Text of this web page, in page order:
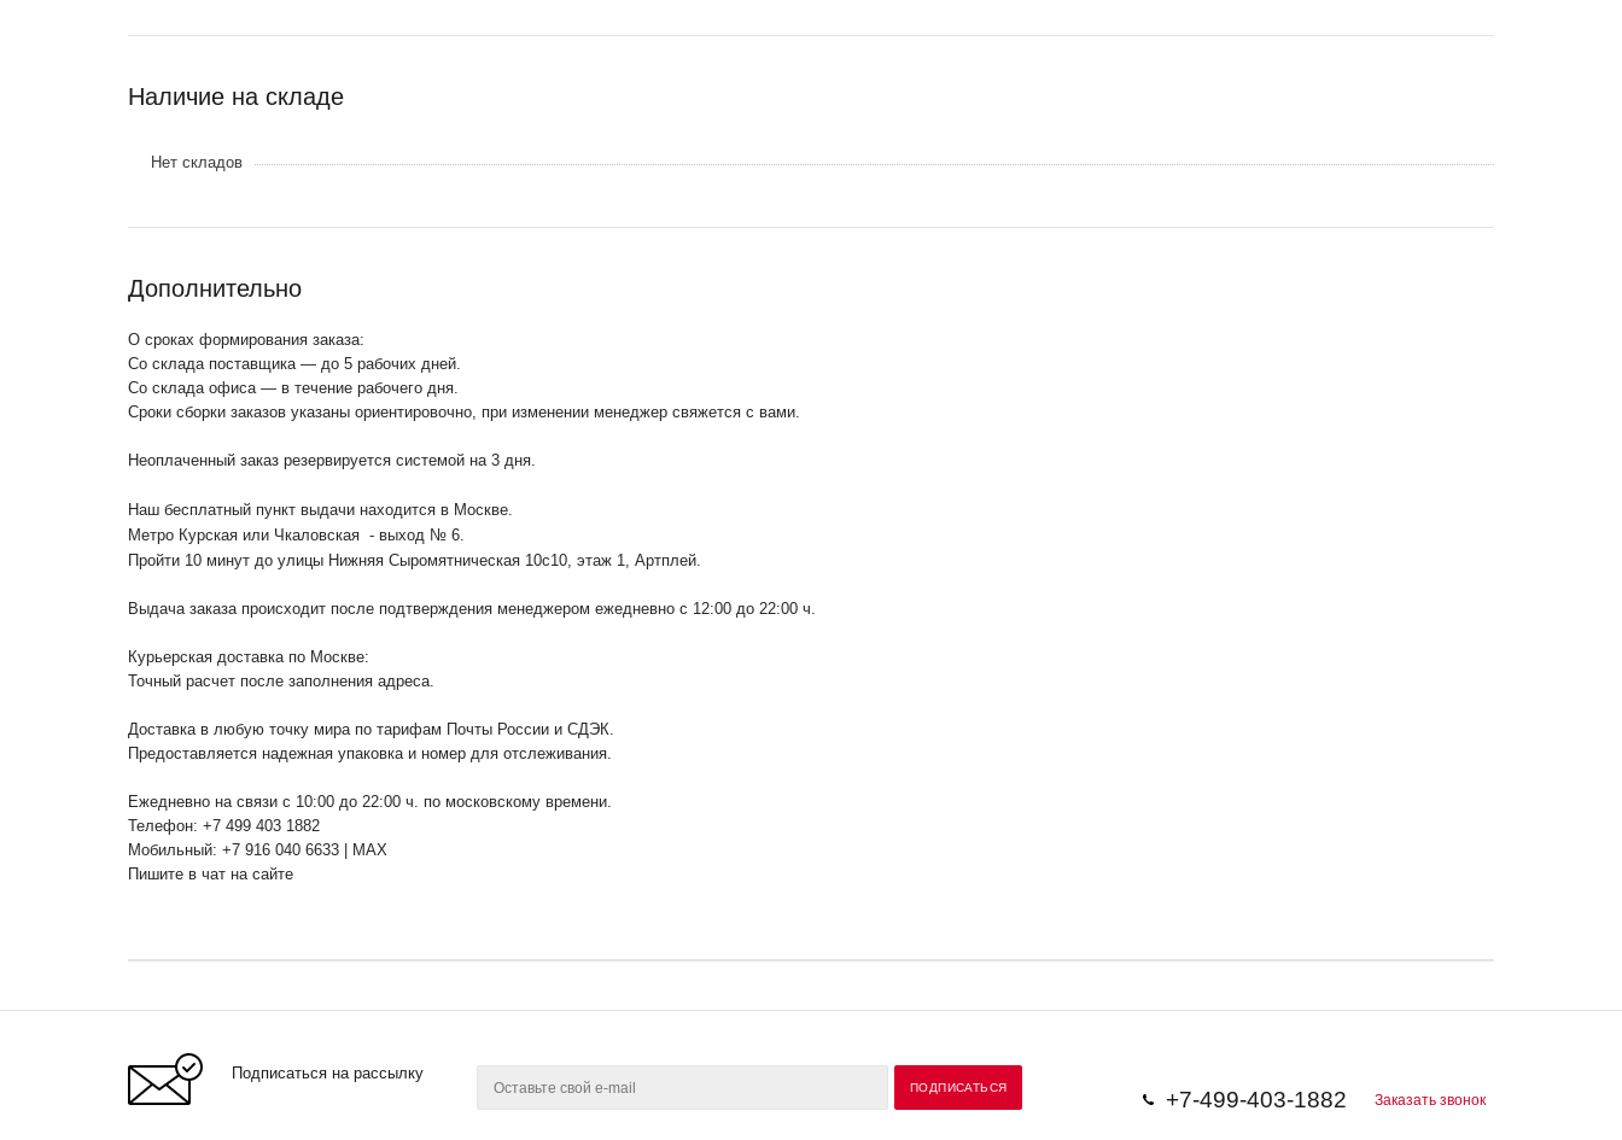
Наличие на складе
Нет складов
Дополнительно
О сроках формирования заказа:
Со склада поставщика — до 5 рабочих дней.
Со склада офиса — в течение рабочего дня.
Сроки сборки заказов указаны ориентировочно, при изменении менеджер свяжется с вами.
Неоплаченный заказ резервируется системой на 3 дня.
Наш бесплатный пункт выдачи находится в Москве.
Метро Курская или Чкаловская - выход № 6.
Пройти 10 минут до улицы Нижняя Сыромятническая 10с10 , этаж 1, Артплей.
Выдача заказа происходит после подтверждения менеджером ежедневно с 12:00 до 22:00 ч.
Курьерская доставка по Москве:
Точный расчет после заполнения адреса.
Доставка в любую точку мира по тарифам Почты России и СДЭК.
Предоставляется надежная упаковка и номер для отслеживания.
Ежедневно на связи с 10:00 до 22:00 ч. по московскому времени.
Телефон: +7 499 403 1882
Мобильный: +7 916 040 6633 | MAX
Пишите в чат на сайте
Подписаться на рассылку
+7-499-403-1882 Заказать звонок